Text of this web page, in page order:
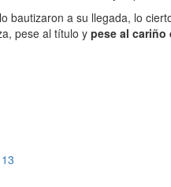
bautizaron a su llegada, lo
pese al título y pese al cariño